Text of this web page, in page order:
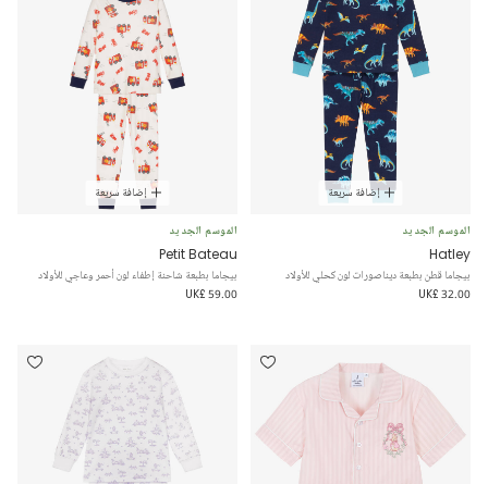
إضافة سريعة
الموسم الجديد
Hatley
بيجاما قطن بطبعة ديناصورات لون كحلي للأولاد
UK£ 32.00
إضافة سريعة
الموسم الجديد
Petit Bateau
بيجاما بطبعة شاحنة إطفاء لون أحمر وعاجي للأولاد
UK£ 59.00